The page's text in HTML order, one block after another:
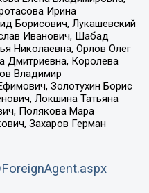
Ирина
Борисович, Лукашевский
Иванович, Шабад
Николаевна, Орлов Олег
Дмитриевна, Королева
Владимир
Золотухин Борис
Локшина Татьяна
Полякова Мара
Захаров Герман